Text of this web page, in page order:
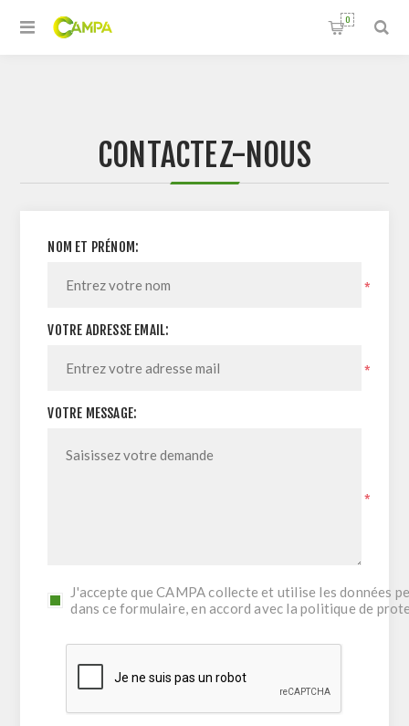
0
CONTACTEZ-NOUS
NOM ET PRÉNOM:
*
VOTRE ADRESSE EMAIL:
*
VOTRE MESSAGE:
*
J'accepte que CAMPA collecte et utilise les données
dans ce formulaire, en accord avec la politique de